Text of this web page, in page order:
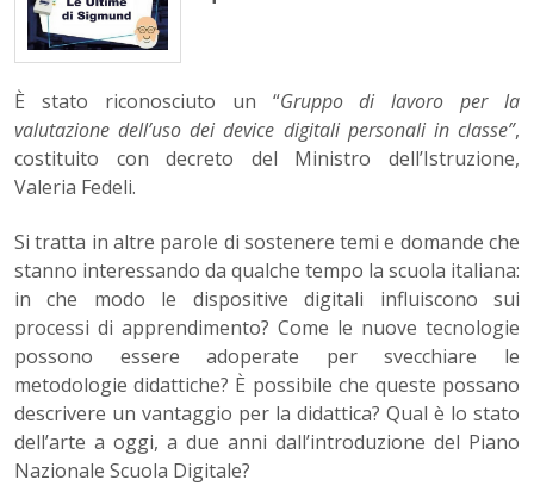
È stato riconosciuto un “Gruppo di lavoro per la
valutazione dell’uso dei device digitali personali in classe”,
costituito con decreto del Ministro dell’Istruzione,
Valeria Fedeli.
Si tratta in altre parole di sostenere temi e domande che
stanno interessando da qualche tempo la scuola italiana:
in che modo le dispositive digitali influiscono sui
processi di apprendimento? Come le nuove tecnologie
possono essere adoperate per svecchiare le
metodologie didattiche? È possibile che queste possano
descrivere un vantaggio per la didattica? Qual è lo stato
dell’arte a oggi, a due anni dall’introduzione del Piano
Nazionale Scuola Digitale?